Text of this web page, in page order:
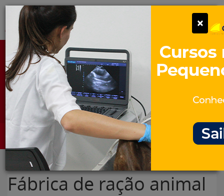
Pular
para
conteúdo
Portal para Profissionais Veterinários
Assine Gratuitamente
Categorias
Fábrica de ração animal
×